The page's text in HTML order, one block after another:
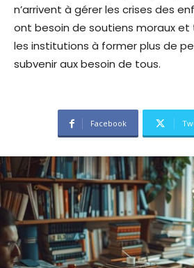
n’arrivent à gérer les crises des
ont besoin de soutiens moraux
les institutions à former plus de
subvenir aux besoin de tous.
Facebook